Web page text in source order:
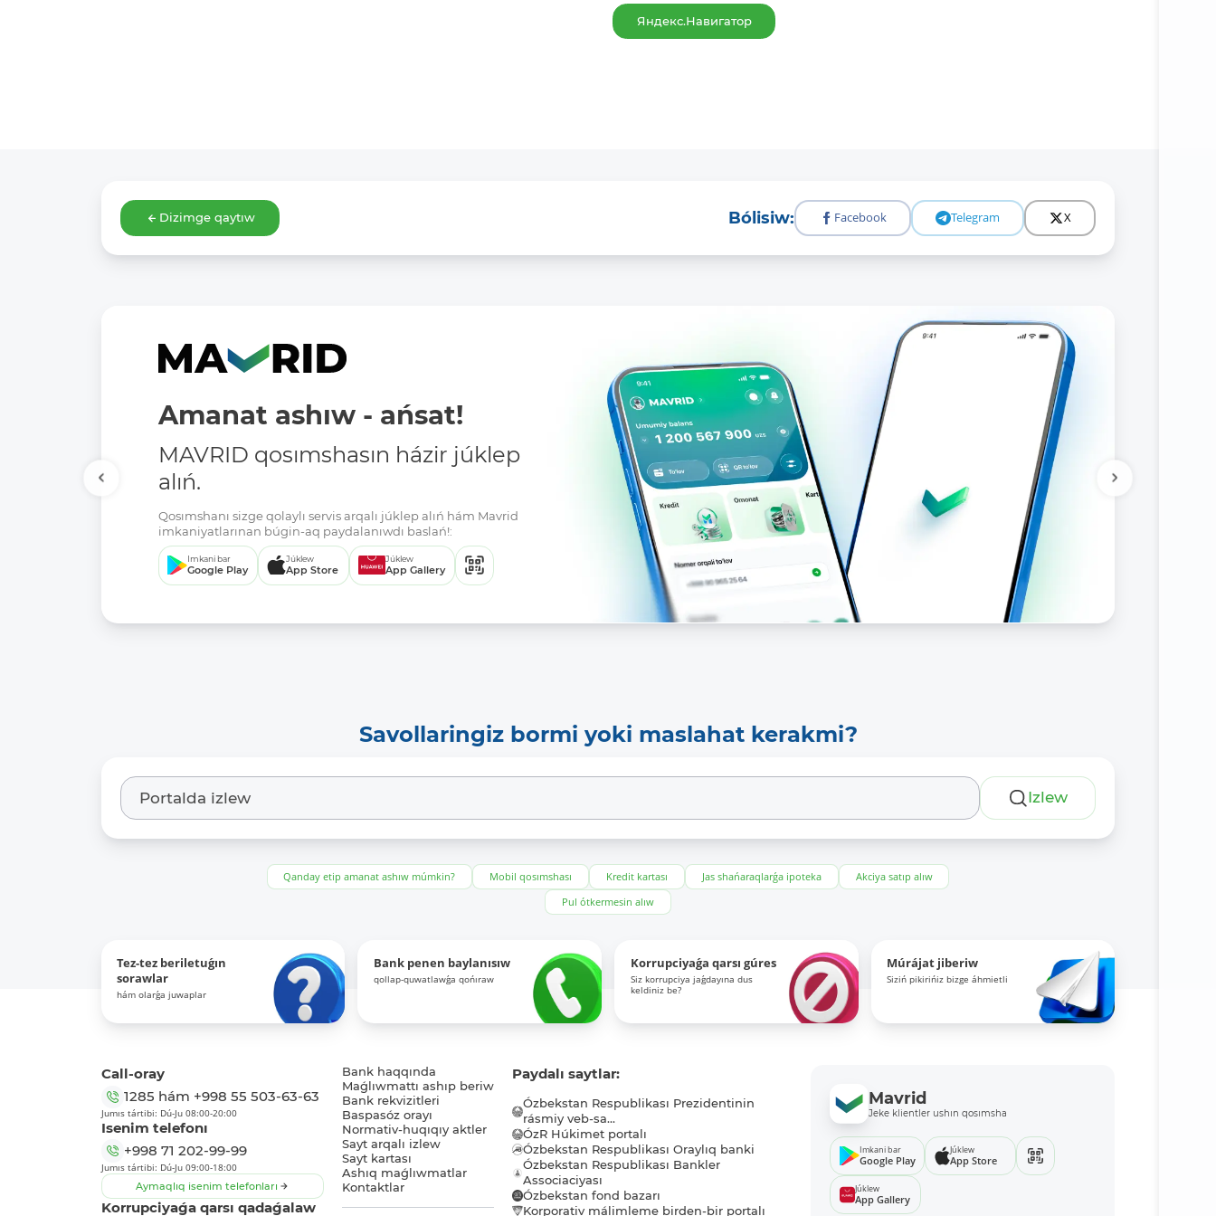
Яндекс.Навигатор
Dizimge qaytıw Bólisiw: Facebook Telegram X
Amanat ashıw - ańsat!
MAVRID qosımshasın házir júklep
alıń.
Qosımshanı sizge qolaylı servis arqalı júklep alıń hám Mavrid
imkaniyatlarınan búgin-aq paydalanıwdı baslań!:
Imkani bar
Google Play
Júklew
App Store
Júklew
App Gallery
Savollaringiz bormi yoki maslahat kerakmi?
Izlew
Qanday etip amanat ashıw múmkin? Mobil qosımshası Kredit kartası Jas shańaraqlarǵa ipoteka
Akciya satıp alıw
Pul ótkermesin alıw
Tez-tez beriletuǵın
sorawlar
hám olarǵa juwaplar
Bank penen baylanısıw
qollap-quwatlawǵa qońıraw
Korrupciyaǵa qarsı gúres
Siz korrupciya jaǵdayına dus
keldiniz be?
Múrájat jiberiw
Siziń pikirińiz bizge áhmietli
Call-oray
1285 hám +998 55 503-63-63
Jumıs tártibi: Dú-Ju 08:00-20:00
Isenim telefonı
+998 71 202-99-99
Jumıs tártibi: Dú-Ju 09:00-18:00
Aymaqlıq isenim telefonları
Korrupciyaǵa qarsı qadaǵalaw
Bank haqqında
Maǵlıwmattı ashıp beriw
Bank rekvizitleri
Baspasóz orayı
Normativ-huqıqıy aktler
Sayt arqalı izlew
Sayt kartası
Ashıq maǵlıwmatlar
Kontaktlar
Paydalı saytlar:
Ózbekstan Respublikası Prezidentinin
rásmiy veb-sa...
ÓzR Húkimet portalı
Ózbekstan Respublikası Oraylıq banki
Ózbekstan Respublikası Bankler
Associaciyası
Ózbekstan fond bazarı
Korporativ málimleme birden-bir portalı
Mavrid
Jeke klientler ushın qosımsha
Imkani bar
Google Play
Júklew
App Store
Júklew
App Gallery